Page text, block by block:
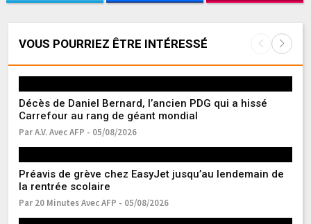
VOUS POURRIEZ ÊTRE INTÉRESSÉ
Décès de Daniel Bernard, l’ancien PDG qui a hissé
Carrefour au rang de géant mondial
Par A.V. Avec AFP - 05/08/2026
Préavis de grève chez EasyJet jusqu’au lendemain de
la rentrée scolaire
Par 20 Minutes Avec AFP - 05/08/2026